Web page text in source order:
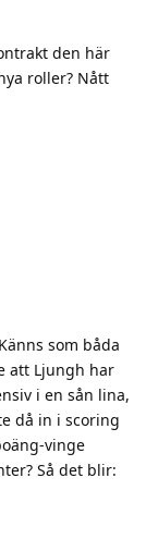
den här
roller? Nått
som båda
att Ljungh har
i en sån lina,
då in i scoring
vinge
Så det blir: